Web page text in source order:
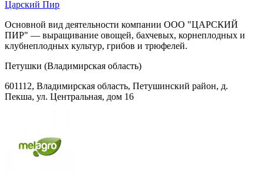
Царский Пир
Основной вид деятельности компании ООО "ЦАРСКИЙ
ПИР" — выращивание овощей, бахчевых, корнеплодных и
клубнеплодных культур, грибов и трюфелей.
Петушки (Владимирская область)
601112, Владимирская область, Петушинский район, д.
Пекша, ул. Центральная, дом 16